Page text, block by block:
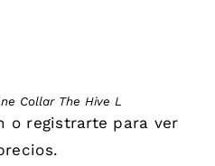
Collar The Hive L
o registrarte para ver